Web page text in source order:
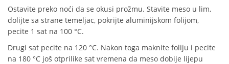
Ostavite preko noći da se okusi prožmu. Stavite meso u lim,
dolijte sa strane temeljac, pokrijte aluminijskom folijom,
pecite 1 sat na 100 °C.
Drugi sat pecite na 120 °C. Nakon toga maknite foliju i pecite
na 180 °C još otprilike sat vremena da meso dobije lijepu